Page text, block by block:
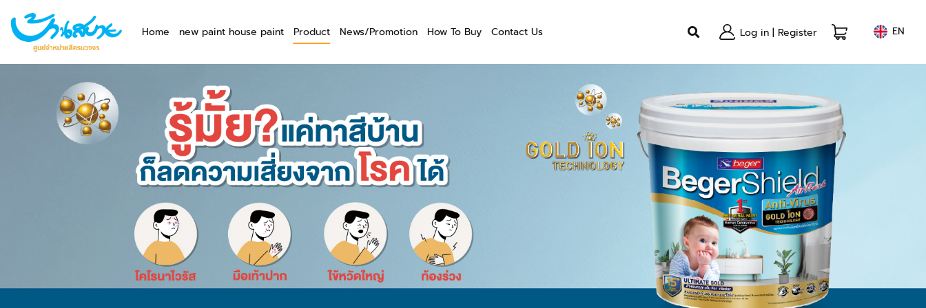
Home new paint house paint Product News/Promotion How To Buy Contact Us Log in | Register EN